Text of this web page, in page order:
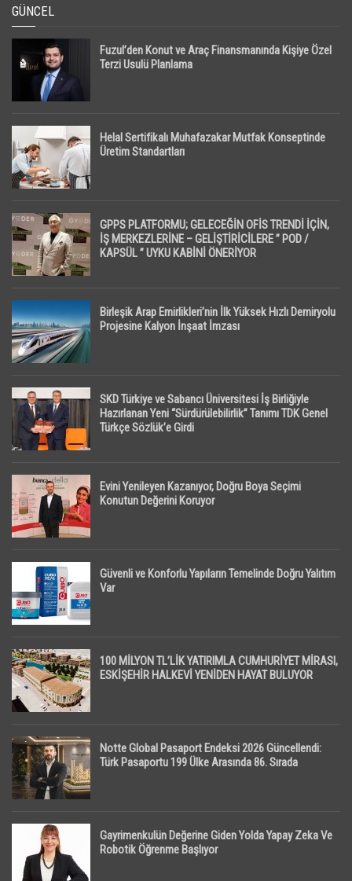
GÜNCEL
Fuzul’den Konut ve Araç Finansmanında Kişiye Özel
Terzi Usulü Planlama
Helal Sertifikalı Muhafazakar Mutfak Konseptinde
Üretim Standartları
GPPS PLATFORMU; GELECEĞİN OFİS TRENDİ İÇİN,
İŞ MERKEZLERİNE – GELİŞTİRİCİLERE ” POD /
KAPSÜL ” UYKU KABİNİ ÖNERİYOR
Birleşik Arap Emirlikleri’nin İlk Yüksek Hızlı Demiryolu
Projesine Kalyon İnşaat İmzası
SKD Türkiye ve Sabancı Üniversitesi İş Birliğiyle
Hazırlanan Yeni “Sürdürülebilirlik” Tanımı TDK Genel
Türkçe Sözlük’e Girdi
Evini Yenileyen Kazanıyor, Doğru Boya Seçimi
Konutun Değerini Koruyor
Güvenli ve Konforlu Yapıların Temelinde Doğru Yalıtım
Var
100 MİLYON TL’LİK YATIRIMLA CUMHURİYET MİRASI,
ESKİŞEHİR HALKEVİ YENİDEN HAYAT BULUYOR
Notte Global Pasaport Endeksi 2026 Güncellendi:
Türk Pasaportu 199 Ülke Arasında 86. Sırada
Gayrimenkulün Değerine Giden Yolda Yapay Zeka Ve
Robotik Öğrenme Başlıyor